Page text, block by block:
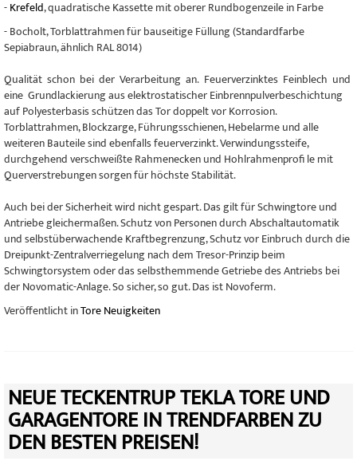
-Krefeld, quadratische Kassette mit oberer Rundbogenzeile in Farbe
- Bocholt, Torblattrahmen für bauseitige Füllung (Standardfarbe
Sepiabraun, ähnlich RAL 8014)
Qualität schon bei der Verarbeitung an. Feuerverzinktes Feinblech und
eine Grundlackierung aus elektrostatischer Einbrennpulverbeschichtung
auf Polyesterbasis schützen das Tor doppelt vor Korrosion.
Torblattrahmen, Blockzarge, Führungsschienen, Hebelarme und alle
weiteren Bauteile sind ebenfalls feuerverzinkt. Verwindungssteife,
durchgehend verschweißte Rahmenecken und Hohlrahmenprofi le mit
Querverstrebungen sorgen für höchste Stabilität.
Auch bei der Sicherheit wird nicht gespart. Das gilt für Schwingtore und
Antriebe gleichermaßen. Schutz von Personen durch Abschaltautomatik
und selbstüberwachende Kraftbegrenzung, Schutz vor Einbruch durch die
Dreipunkt-Zentralverriegelung nach dem Tresor-Prinzip beim
Schwingtorsystem oder das selbsthemmende Getriebe des Antriebs bei
der Novomatic-Anlage. So sicher, so gut. Das ist Novoferm.
Veröffentlicht inTore Neuigkeiten
NEUE TECKENTRUP TEKLA TORE UND
GARAGENTORE IN TRENDFARBEN ZU
DEN BESTEN PREISEN!